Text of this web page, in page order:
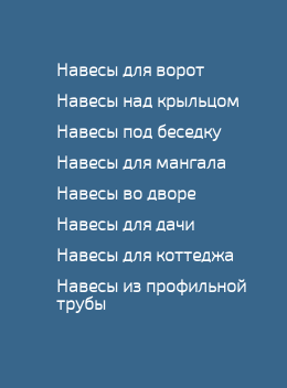
Навесы для ворот
Навесы над крыльцом
Навесы под беседку
Навесы для мангала
Навесы во дворе
Навесы для дачи
Навесы для коттеджа
Навесы из профильной
трубы